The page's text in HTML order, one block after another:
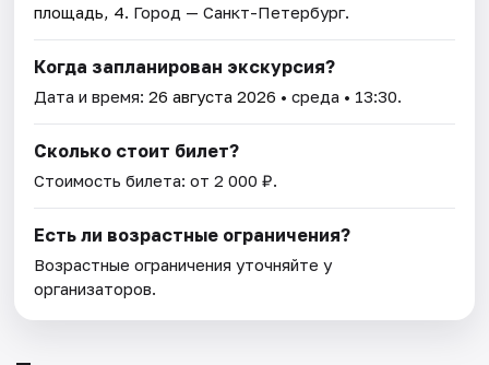
площадь, 4. Город — Санкт-Петербург.
Когда запланирован экскурсия?
Дата и время:26 августа 2026 • среда • 13:30.
Сколько стоит билет?
Стоимость билета: от 2 000 ₽.
Есть ли возрастные ограничения?
Возрастные ограничения уточняйте у
организаторов.